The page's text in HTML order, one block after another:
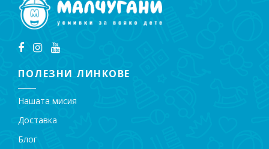
ПОЛЕЗНИ ЛИНКОВЕ
Нашата мисия
Доставка
Блог